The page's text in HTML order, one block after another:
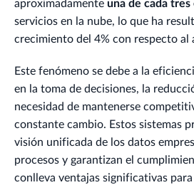
aproximadamente una de cada tres
servicios en la nube, lo que ha
crecimiento del 4% con respecto al
Este fenómeno se debe a la
en la toma de decisiones, la
necesidad de mantenerse
constante cambio. Estos sistemas
visión unificada de los datos
procesos y garantizan el
conlleva ventajas significativas para